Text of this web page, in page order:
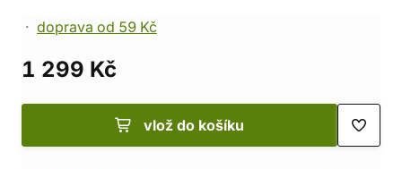
doprava od 59 Kč
1 299 Kč
vlož do košíku